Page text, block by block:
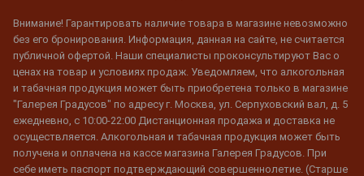
Внимание! Гарантировать наличие товара в магазине невозможно
без его бронирования. Информация, данная на сайте, не считается
публичной офертой. Наши специалисты проконсультируют Вас о
ценах на товар и условиях продаж. Уведомляем, что алкогольная
и табачная продукция может быть приобретена только в магазине
"Галерея Градусов" по адресу г. Москва, ул. Серпуховский вал, д. 5
ежедневно, с 10:00-22:00 Дистанционная продажа и доставка не
осуществляется. Алкогольная и табачная продукция может быть
получена и оплачена на кассе магазина Галерея Градусов. При
себе иметь паспорт подтверждающий совершеннолетие. (Старше